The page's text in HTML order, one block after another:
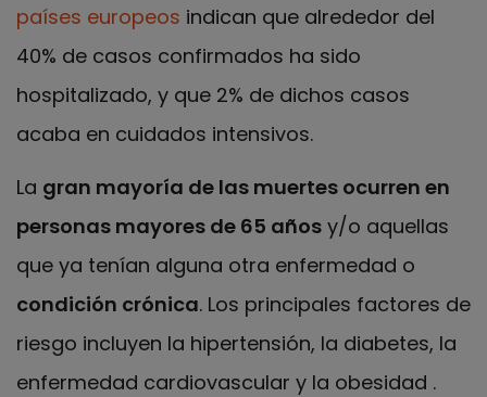
países europeos indican que alrededor del
40% de casos confirmados ha sido
hospitalizado, y que 2% de dichos casos
acaba en cuidados intensivos.
La gran mayoría de las muertes ocurren en
personas mayores de 65 años y/o aquellas
que ya tenían alguna otra enfermedad o
condición crónica. Los principales factores de
riesgo incluyen la hipertensión, la diabetes, la
enfermedad cardiovascular y la obesidad .